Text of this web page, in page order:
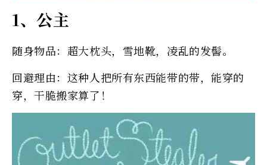
1、公主
随身物品：超大枕头，雪地靴，凌乱的发髻。
回避理由：这种人把所有东西能带的带，能穿的
穿，干脆搬家算了！